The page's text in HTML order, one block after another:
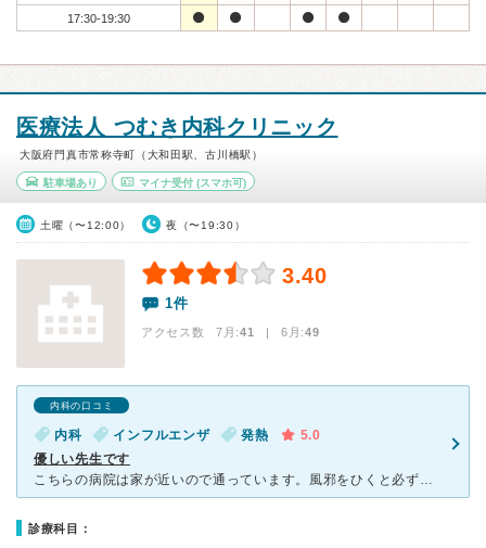
17:30-19:30
医療法人 つむき内科クリニック
大阪府門真市常称寺町（大和田駅、古川橋駅）
駐車場あり マイナ受付(スマホ可)
土曜（〜12:00） 夜（〜19:30）
3.40
1件
アクセス数 7月:41 | 6月:49
内科の口コミ
内科 インフルエンザ 発熱
5.0
優しい先生です
こちらの病院は家が近いので通っています。風邪をひくと必ずこちらに伺うのですが、前に風邪だと思い病院へ向かうと、インフルエンザかもしれない。今日検査しても正しい検査結果がでないかもしれないから明日来てく
診療科目：